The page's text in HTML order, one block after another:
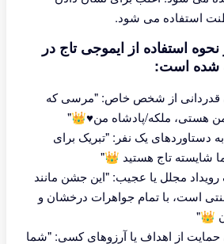
استفاده می شود.
نحوه استفاده از ایموجی تاج در
شده است:
قدردانی از شخص خاص: "مرسی که
هستی، ملکه/پادشاه من♥️👑"
به دستاوردهای یک نفر: "تبریک برای
شایسته تاج هستید 👑"
مجلل یا عجیب: "این جشن مانند
است، با تمام جواهرات درخشان و
👑"
حمایت از اهداف یا آرزوهای کسی: "شما